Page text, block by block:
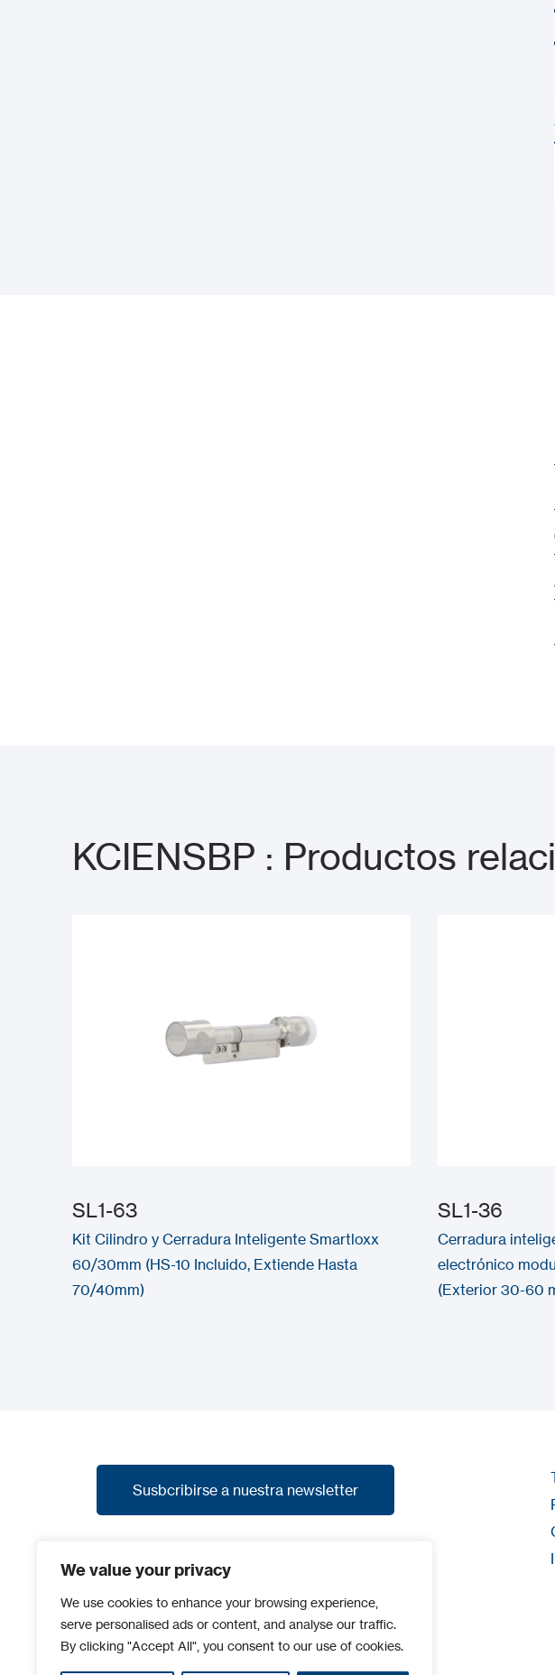
We value your privacy
We use cookies to enhance your browsing experience,
serve personalised ads or content, and analyse our traffic.
By clicking "Accept All", you consent to our use of cookies.
KCIENSBP : Productos
SL1-63
Kit Cilindro y Cerradura Inteligente Smartloxx
60/30mm (HS-10 Incluido, Extiende Hasta
70/40mm)
SL1-36
Cerradura
electrónico
(Exterior 30-60
Susbcribirse a nuestra newsletter
últimas noticias, promociones y avances de
nuevos productos.